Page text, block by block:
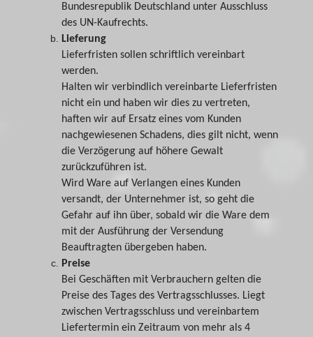
Bundesrepublik Deutschland unter Ausschluss
des UN-Kaufrechts.
Lieferung
Lieferfristen sollen schriftlich vereinbart
werden.
Halten wir verbindlich vereinbarte Lieferfristen
nicht ein und haben wir dies zu vertreten,
haften wir auf Ersatz eines vom Kunden
nachgewiesenen Schadens, dies gilt nicht, wenn
die Verzögerung auf höhere Gewalt
zurückzuführen ist.
Wird Ware auf Verlangen eines Kunden
versandt, der Unternehmer ist, so geht die
Gefahr auf ihn über, sobald wir die Ware dem
mit der Ausführung der Versendung
Beauftragten übergeben haben.
Preise
Bei Geschäften mit Verbrauchern gelten die
Preise des Tages des Vertragsschlusses. Liegt
zwischen Vertragsschluss und vereinbartem
Liefertermin ein Zeitraum von mehr als 4